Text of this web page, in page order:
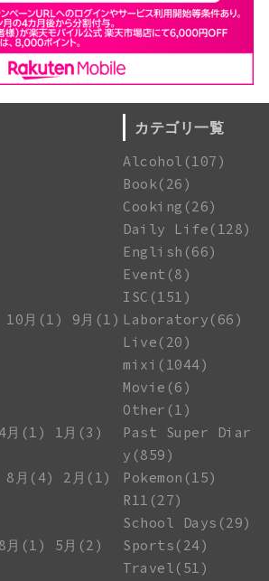
10月(1)
9月(1)
4月(1)
1月(3)
8月(4)
2月(1)
8月(1)
5月(2)
カテゴリ一覧
Alcohol(107)
Book(26)
Cooking(26)
Daily Life(128)
English(66)
Event(8)
ISC(151)
Laboratory(66)
Live(20)
mixi(1044)
Movie(6)
Other(1)
Past Super Diar
y(859)
Pokemon(15)
R11(27)
School Days(29)
Sports(24)
Travel(51)